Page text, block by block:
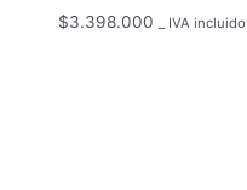
$3.398.000 _ IVA incluido